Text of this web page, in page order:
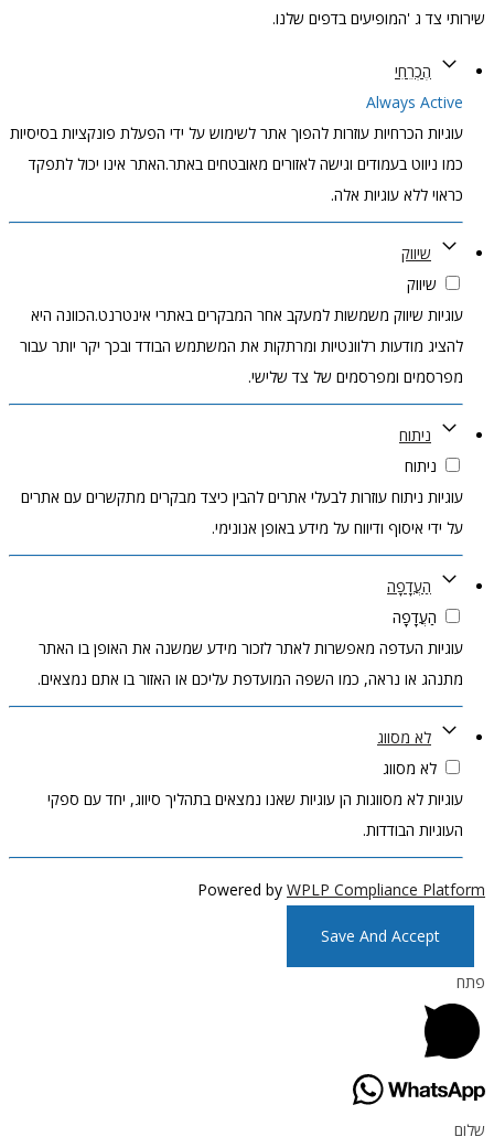
שירותי צד ג 'המופיעים בדפים שלנו.
הֶכְרֵחִי
Always Active
עוגיות הכרחיות עוזרות להפוך אתר לשימוש על ידי הפעלת פונקציות בסיסיות
כמו ניווט בעמודים וגישה לאזורים מאובטחים באתר.האתר אינו יכול לתפקד
כראוי ללא עוגיות אלה.
שיווק
שיווק
עוגיות שיווק משמשות למעקב אחר המבקרים באתרי אינטרנט.הכוונה היא
להציג מודעות רלוונטיות ומרתקות את המשתמש הבודד ובכך יקר יותר עבור
מפרסמים ומפרסמים של צד שלישי.
ניתוח
ניתוח
עוגיות ניתוח עוזרות לבעלי אתרים להבין כיצד מבקרים מתקשרים עם אתרים
על ידי איסוף ודיווח על מידע באופן אנונימי.
הַעֲדָפָה
הַעֲדָפָה
עוגיות העדפה מאפשרות לאתר לזכור מידע שמשנה את האופן בו האתר
מתנהג או נראה, כמו השפה המועדפת עליכם או האזור בו אתם נמצאים.
לא מסווג
לא מסווג
עוגיות לא מסווגות הן עוגיות שאנו נמצאים בתהליך סיווג, יחד עם ספקי
העוגיות הבודדות.
Powered by WPLP Compliance Platform
Save And Accept
פתח
שלום